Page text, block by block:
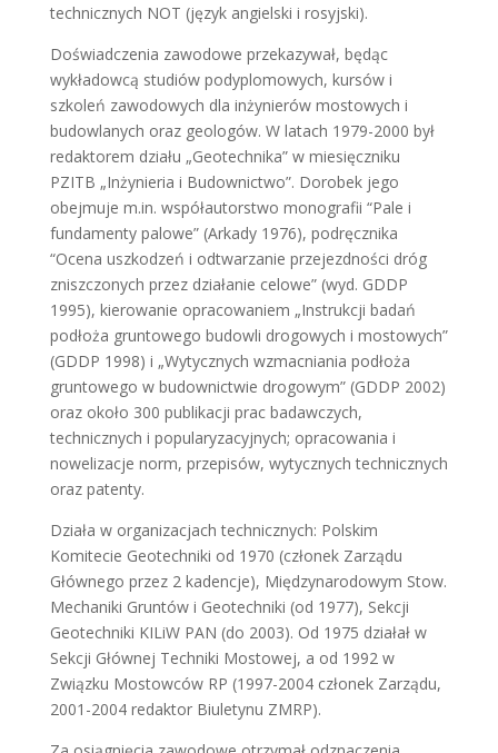
technicznych NOT (język angielski i rosyjski).
Doświadczenia zawodowe przekazywał, będąc
wykładowcą studiów podyplomowych, kursów i
szkoleń zawodowych dla inżynierów mostowych i
budowlanych oraz geologów. W latach 1979-2000 był
redaktorem działu „Geotechnika” w miesięczniku
PZITB „Inżynieria i Budownictwo”. Dorobek jego
obejmuje m.in. współautorstwo monografii “Pale i
fundamenty palowe” (Arkady 1976), podręcznika
“Ocena uszkodzeń i odtwarzanie przejezdności dróg
zniszczonych przez działanie celowe” (wyd. GDDP
1995), kierowanie opracowaniem „Instrukcji badań
podłoża gruntowego budowli drogowych i mostowych”
(GDDP 1998) i „Wytycznych wzmacniania podłoża
gruntowego w budownictwie drogowym” (GDDP 2002)
oraz około 300 publikacji prac badawczych,
technicznych i popularyzacyjnych; opracowania i
nowelizacje norm, przepisów, wytycznych technicznych
oraz patenty.
Działa w organizacjach technicznych: Polskim
Komitecie Geotechniki od 1970 (członek Zarządu
Głównego przez 2 kadencje), Międzynarodowym Stow.
Mechaniki Gruntów i Geotechniki (od 1977), Sekcji
Geotechniki KILiW PAN (do 2003). Od 1975 działał w
Sekcji Głównej Techniki Mostowej, a od 1992 w
Związku Mostowców RP (1997-2004 członek Zarządu,
2001-2004 redaktor Biuletynu ZMRP).